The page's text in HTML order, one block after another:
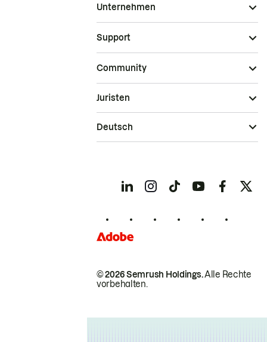
Unternehmen
Support
Community
© 2026 Semrush Holdings.Alle Rechte
vorbehalten.
Juristen
Deutsch